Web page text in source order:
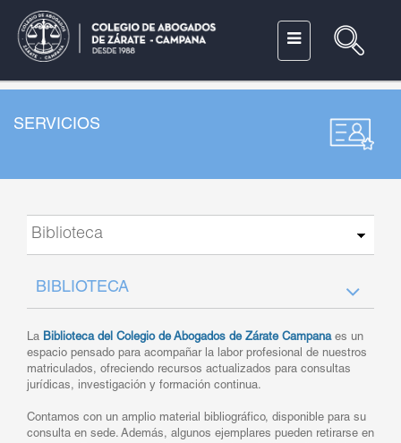
SERVICIOS
BIBLIOTECA
La Biblioteca del Colegio de Abogados de Zárate Campanaes un
espacio pensado para acompañar la labor profesional de nuestros
matriculados, ofreciendo recursos actualizados para consultas
jurídicas, investigación y formación continua.
Contamos con un amplio material bibliográfico, disponible para su
consulta en sede. Además, algunos ejemplares pueden retirarse en